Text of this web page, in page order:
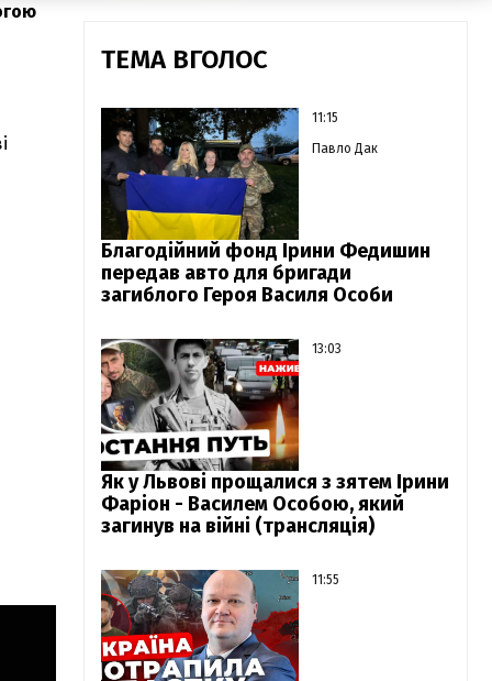
ТЕМА ВГОЛОС
11:15
Павло Дак
Благодійний фонд Ірини Федишин
передав авто для бригади
загиблого Героя Василя Особи
13:03
Як у Львові прощалися з зятем Ірини
Фаріон - Василем Особою, який
загинув на війні (трансляція)
11:55